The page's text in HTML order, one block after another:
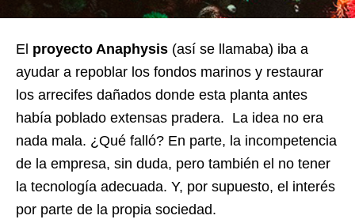
El proyecto Anaphysis (así se llamaba) iba a
ayudar a repoblar los fondos marinos y restaurar
los arrecifes dañados donde esta planta antes
había poblado extensas pradera. La idea no era
nada mala. ¿Qué falló? En parte, la incompetencia
de la empresa, sin duda, pero también el no tener
la tecnología adecuada. Y, por supuesto, el interés
por parte de la propia sociedad.